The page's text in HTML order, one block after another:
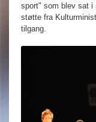
sport" som blev sat i
støtte fra
tilgang.